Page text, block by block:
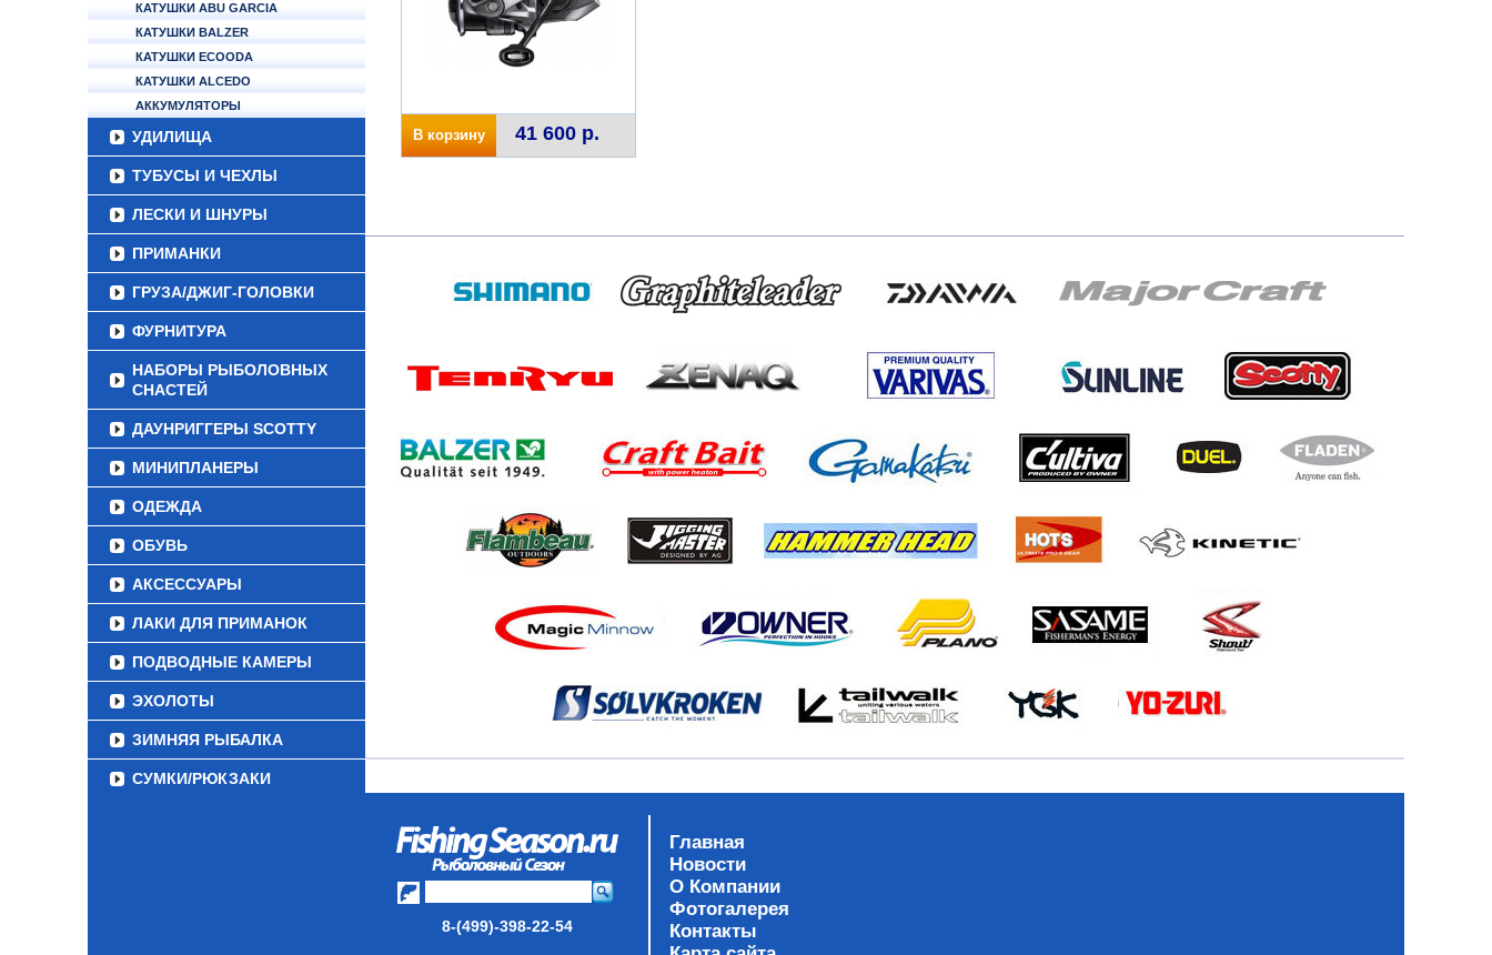
КАТУШКИ ABU GARCIA
КАТУШКИ BALZER
КАТУШКИ ECOODA
КАТУШКИ ALCEDO
АККУМУЛЯТОРЫ
УДИЛИЩА
ТУБУСЫ И ЧЕХЛЫ
ЛЕСКИ И ШНУРЫ
ПРИМАНКИ
ГРУЗА/ДЖИГ-ГОЛОВКИ
ФУРНИТУРА
НАБОРЫ РЫБОЛОВНЫХ
СНАСТЕЙ
ДАУНРИГГЕРЫ SCOTTY
МИНИПЛАНЕРЫ
ОДЕЖДА
ОБУВЬ
АКСЕССУАРЫ
ЛАКИ ДЛЯ ПРИМАНОК
ПОДВОДНЫЕ КАМЕРЫ
ЭХОЛОТЫ
ЗИМНЯЯ РЫБАЛКА
СУМКИ/РЮКЗАКИ
В корзину 41 600 р.
8-(499)-398-22-54
Главная
Новости
О Компании
Фотогалерея
Контакты